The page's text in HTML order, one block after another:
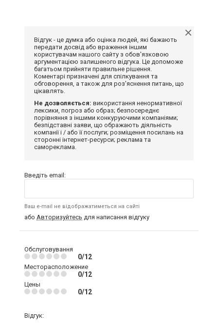
Відгук - це думка або оцінка людей, які бажають
передати досвід або враження іншим
користувачам нашого сайту з обов'язковою
аргументацією залишеного відгука. Це допоможе
багатьом прийняти правильне рішення.
Коментарі призначені для спілкування та
обговорення, а також для роз'яснення питань, що
цікавлять.
Не дозволяється: використання ненормативної
лексики, погроз або образ; безпосереднє
порівняння з іншими конкуруючими компаніями;
безпідставні заяви, що ображають діяльність
компанії і / або її послуги; розміщення посилань на
сторонні інтернет-ресурси; реклама та
самореклама.
Введіть email:
Ваш e-mail не відображатиметься на сайті
або Авторизуйтесь для написання відгуку
Обслуговування
0/12
Месторасположение
0/12
Цены
0/12
Відгук: